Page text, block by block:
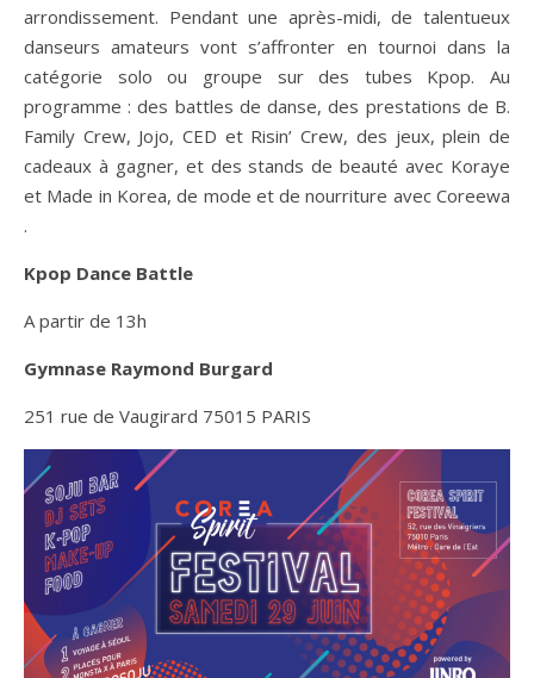
arrondissement. Pendant une après-midi, de talentueux
danseurs amateurs vont s’affronter en tournoi dans la
catégorie solo ou groupe sur des tubes Kpop. Au
programme : des battles de danse, des prestations de B.
Family Crew, Jojo, CED et Risin’ Crew, des jeux, plein de
cadeaux à gagner, et des stands de beauté avec Koraye
et Made in Korea, de mode et de nourriture avec Coreewa
.
Kpop Dance Battle
A partir de 13h
Gymnase Raymond Burgard
251 rue de Vaugirard 75015 PARIS